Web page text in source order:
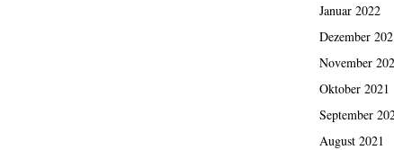
Januar 2022
Dezember
November
Oktober 2021
September
August 2021